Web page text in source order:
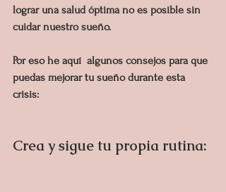
lograr una salud óptima no es posible sin
cuidar nuestro sueño.
Por eso he aquí  algunos consejos para que
puedas mejorar tu sueño durante esta
crisis:
Crea y sigue tu propia rutina: